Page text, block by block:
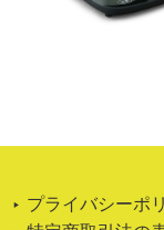
‣ プライバシーポ